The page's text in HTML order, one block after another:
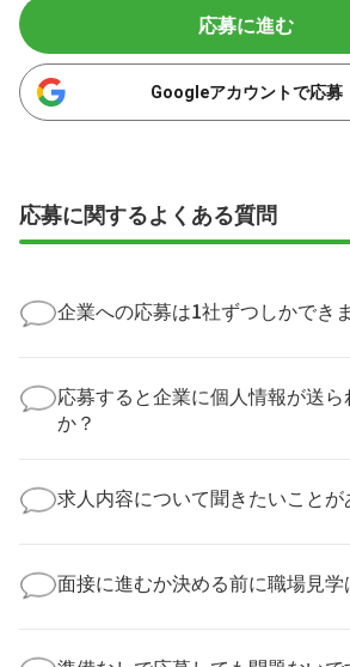
応募に進む
Googleアカウントで応募
応募に関するよくある質問
企業への応募は1社ずつしかでき
実際に医療キャリアナビを利用し
の多くは、複数応募して自分に合っ
います。
応募すると企業に個人情報が送
か？
業様に個人情報が送られることは
より詳細な求人情報をご確認いただ
求人内容について聞きたいことが
してお答えいたします。
勤務体制や職場の雰囲気、研修制度
面接に進むか決める前に職場見学